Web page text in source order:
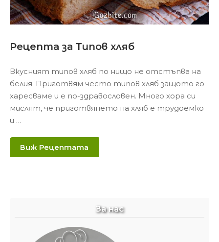
Рецепта за Типов хляб
Вкусният типов хляб по нищо не отстъпва на
белия. Приготвям често типов хляб защото го
харесваме и е по-здравословен. Много хора си
мислят, че приготвянето на хляб е трудоемко
и …
Виж Рецептата
За нас